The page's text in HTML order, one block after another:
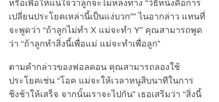
หรือเพื่อให้แน่ใจว่าลูกจะไม่หลงทาง “วิธีหนึ่งคือการ
เปลี่ยนประโยคเหล่านี้เป็นแง่บวก”” ไนอากล่าว แทนที่
จะพูดว่า “ถ้าลูกไม่ทำ X แม่จะทำ Y” คุณสามารถพูด
ว่า “ถ้าลูกทำสิ่งนี้เพื่อแม่ แม่จะทำเพื่อลูก”
ตามคำกล่าวของฟอลคอน คุณสามารถลองใช้
ประโยคเช่น “โอค แม่จะให้เวลาหนูสิบนาทีในการ
ชิงช้าให้เสร็จ จากนั้นเราจะไปกัน” เธอเสริมว่า “สิ่งนี้